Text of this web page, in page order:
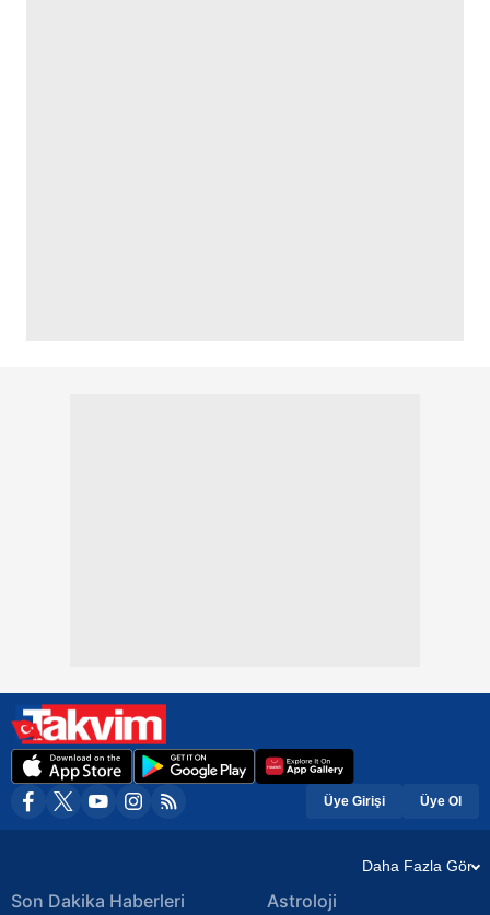
Üye Girişi Üye Ol
Daha Fazla Gör
Son Dakika Haberleri Astroloji